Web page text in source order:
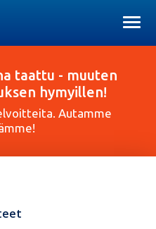
taattu - muuten
hymyillen!
Autamme